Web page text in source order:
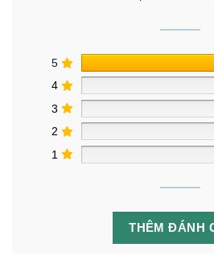
5
4
3
2
1
THÊM ĐÁNH